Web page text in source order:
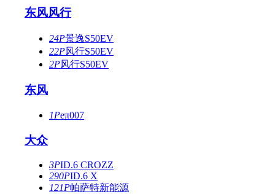
东风风行
24P景逸S50EV
22P风行S50EV
2P风行S50EV
东风
1Peπ007
大众
3PID.6 CROZZ
290PID.6 X
121P帕萨特新能源